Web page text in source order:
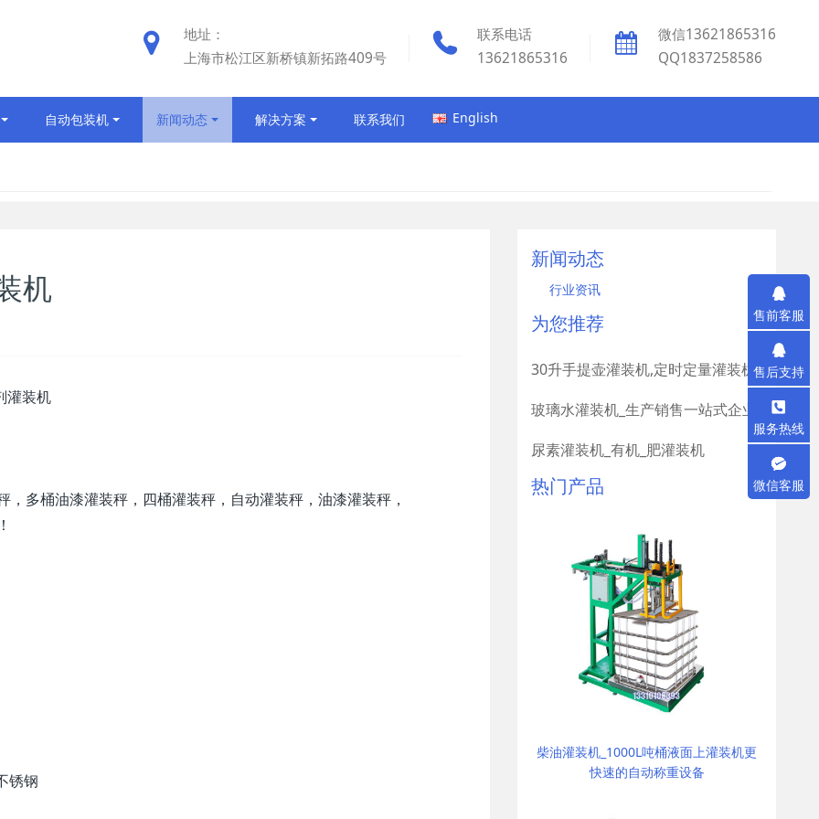
地址：
上海市松江区新桥镇新拓路409号
联系电话
13621865316
微信13621865316
QQ1837258586
自动包装机 新闻动态 解决方案 联系我们 English
机
多桶油漆灌装秤，四桶灌装秤，自动灌装秤，油漆灌装秤，
锈钢
新闻动态
行业资讯
为您推荐
30升手提壶灌装机,定时定量灌装机
玻璃水灌装机_生产销售一站式企业
尿素灌装机_有机_肥灌装机
热门产品
柴油灌装机_1000L吨桶液面上灌装机更
快速的自动称重设备
售前客服
售后支持
服务热线
微信客服